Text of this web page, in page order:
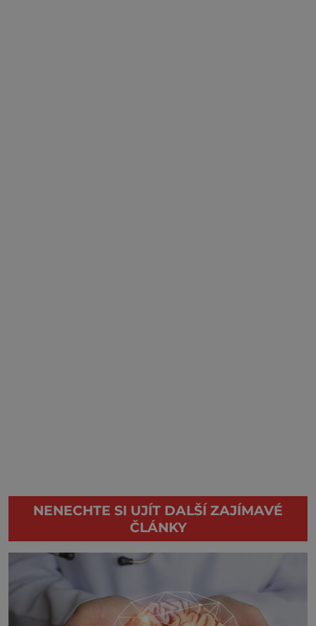
NENECHTE SI UJÍT DALŠÍ ZAJÍMAVÉ
ČLÁNKY